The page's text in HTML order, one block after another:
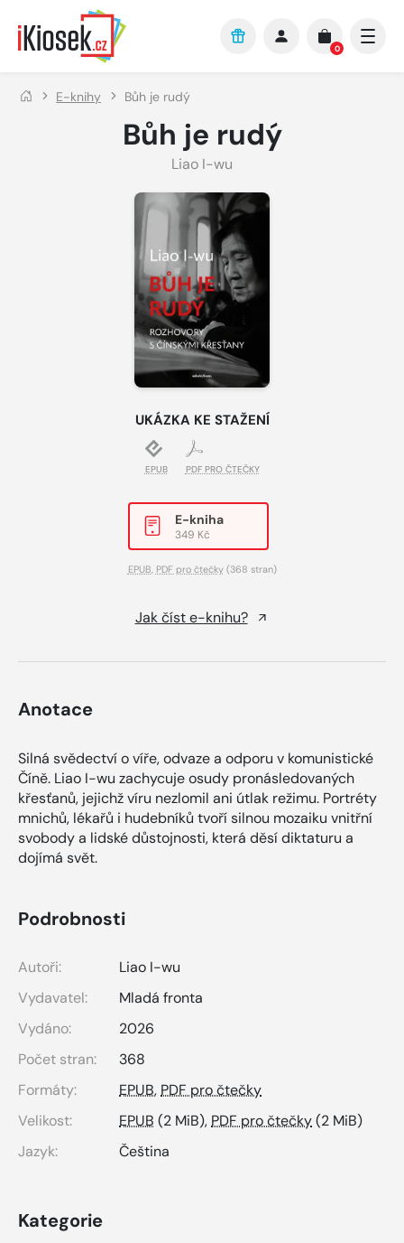
Přejít na hlavní obsah
0
E-knihy Bůh je rudý
Bůh je rudý
Liao I-wu
UKÁZKA KE STAŽENÍ
EPUB PDF PRO ČTEČKY
E-kniha
349 Kč
EPUB PDF pro čtečky(368 stran)
Jak číst e-knihu?
Anotace
Silná svědectví o víře, odvaze a odporu v komunistické
Číně. Liao I-wu zachycuje osudy pronásledovaných
křesťanů, jejichž víru nezlomil ani útlak režimu. Portréty
mnichů, lékařů i hudebníků tvoří silnou mozaiku vnitřní
svobody a lidské důstojnosti, která děsí diktaturu a
dojímá svět.
Podrobnosti
Autoři:
Liao I-wu
Vydavatel:
Mladá fronta
Vydáno:
2026
Počet stran:
368
Formáty:
EPUB, PDF pro čtečky
Velikost:
EPUB (2 MiB), PDF pro čtečky(2 MiB)
Jazyk:
Čeština
Kategorie